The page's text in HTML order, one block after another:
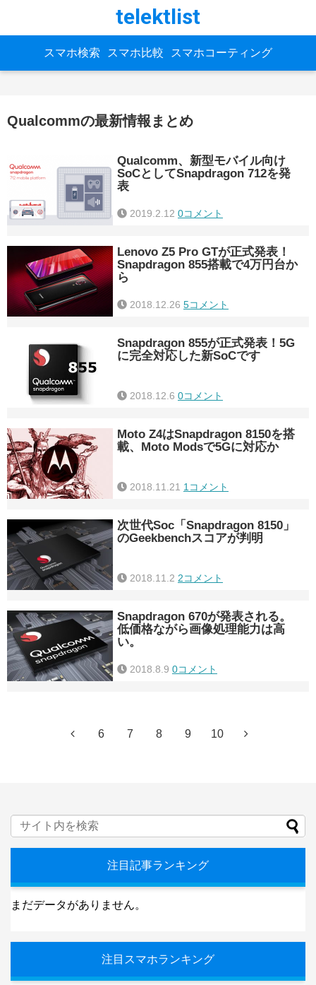
telektlist
スマホ検索 スマホ比較 スマホコーティング
Qualcommの最新情報まとめ
Qualcomm、新型モバイル向け
SoCとしてSnapdragon 712を発
表
2019.2.12 0コメント
Lenovo Z5 Pro GTが正式発表！
Snapdragon 855搭載で4万円台か
ら
2018.12.26 5コメント
Snapdragon 855が正式発表！5G
に完全対応した新SoCです
2018.12.6 0コメント
Moto Z4はSnapdragon 8150を搭
載、Moto Modsで5Gに対応か
2018.11.21 1コメント
次世代Soc「Snapdragon 8150」
のGeekbenchスコアが判明
2018.11.2 2コメント
Snapdragon 670が発表される。
低価格ながら画像処理能力は高
い。
2018.8.9 0コメント
6 7 8 9 10
注目記事ランキング
まだデータがありません。
注目スマホランキング